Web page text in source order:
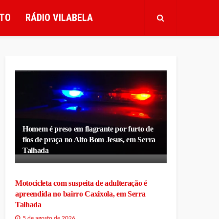
RÁDIO VILABELA
Homem é preso em flagrante por furto de
fios de praça no Alto Bom Jesus, em Serra
Talhada
Motocicleta com suspeita de adulteração é
apreendida no bairro Caxixola, em Serra
Talhada